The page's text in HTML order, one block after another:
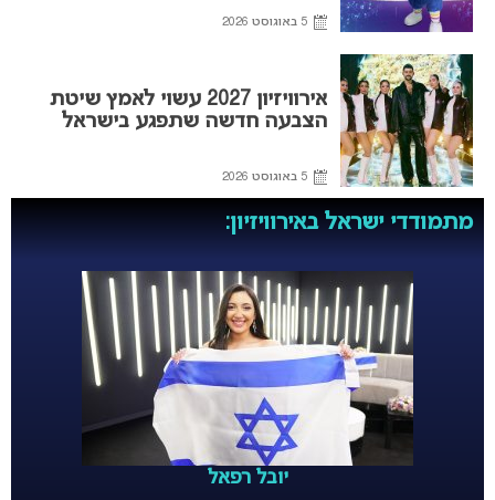
5 באוגוסט 2026
אירוויזיון 2027 עשוי לאמץ שיטת
הצבעה חדשה שתפגע בישראל
5 באוגוסט 2026
מתמודדי ישראל באירוויזיון:
יובל רפאל